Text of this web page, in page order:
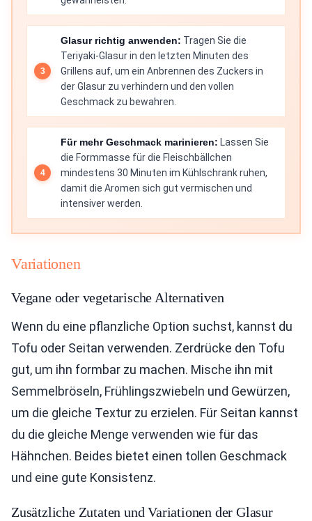
Glasur richtig anwenden: Tragen Sie die
Teriyaki-Glasur in den letzten Minuten des
Grillens auf, um ein Anbrennen des Zuckers in
der Glasur zu verhindern und den vollen
Geschmack zu bewahren.
Für mehr Geschmack marinieren: Lassen Sie
die Formmasse für die Fleischbällchen
mindestens 30 Minuten im Kühlschrank ruhen,
damit die Aromen sich gut vermischen und
intensiver werden.
Variationen
Vegane oder vegetarische Alternativen
Wenn du eine pflanzliche Option suchst, kannst du
Tofu oder Seitan verwenden. Zerdrücke den Tofu
gut, um ihn formbar zu machen. Mische ihn mit
Semmelbröseln, Frühlingszwiebeln und Gewürzen,
um die gleiche Textur zu erzielen. Für Seitan kannst
du die gleiche Menge verwenden wie für das
Hähnchen. Beides bietet einen tollen Geschmack
und eine gute Konsistenz.
Zusätzliche Zutaten und Variationen der Glasur